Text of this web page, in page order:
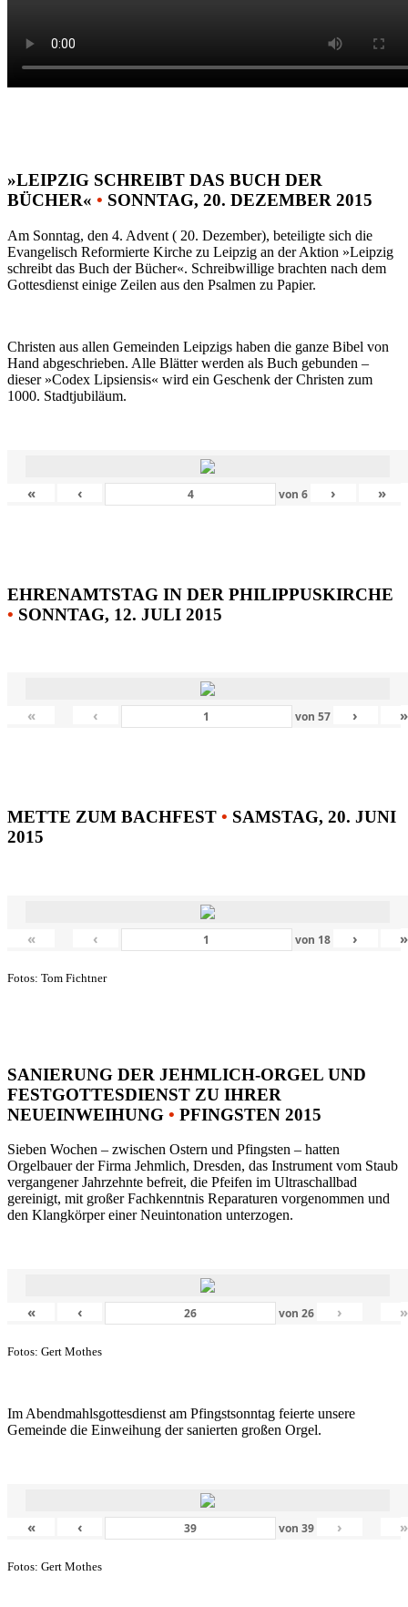
»LEIPZIG SCHREIBT DAS BUCH DER
BÜCHER« • SONNTAG, 20. DEZEMBER 2015
Am Sonntag, den 4. Advent ( 20. Dezember), beteiligte sich die
Evangelisch Reformierte Kirche zu Leipzig an der Aktion »Leipzig
schreibt das Buch der Bücher«. Schreibwillige brachten nach dem
Gottesdienst einige Zeilen aus den Psalmen zu Papier.
Christen aus allen Gemeinden Leipzigs haben die ganze Bibel von
Hand abgeschrieben. Alle Blätter werden als Buch gebunden –
dieser »Codex Lipsiensis« wird ein Geschenk der Christen zum
1000. Stadtjubiläum.
« ‹ von6 › »
EHRENAMTSTAG IN DER PHILIPPUSKIRCHE
• SONNTAG, 12. JULI 2015
« ‹ von 57 › »
METTE ZUM BACHFEST • SAMSTAG, 20. JUNI
2015
« ‹ von 18 › »
Fotos: Tom Fichtner
SANIERUNG DER JEHMLICH-ORGEL UND
FESTGOTTESDIENST ZU IHRER
NEUEINWEIHUNG • PFINGSTEN 2015
Sieben Wochen – zwischen Ostern und Pfingsten – hatten
Orgelbauer der Firma Jehmlich, Dresden, das Instrument vom Staub
vergangener Jahrzehnte befreit, die Pfeifen im Ultraschallbad
gereinigt, mit großer Fachkenntnis Reparaturen vorgenommen und
den Klangkörper einer Neuintonation unterzogen.
« ‹ von26 › »
Fotos: Gert Mothes
Im Abendmahlsgottesdienst am Pfingstsonntag feierte unsere
Gemeinde die Einweihung der sanierten großen Orgel.
« ‹ von39 › »
Fotos: Gert Mothes